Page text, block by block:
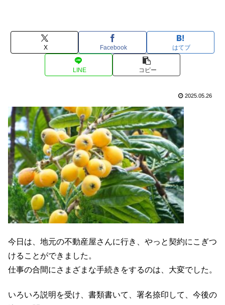
X Facebook はてブ
LINE コピー
2025.05.26
今日は、地元の不動産屋さんに行き、やっと契約にこぎつ
けることができました。
仕事の合間にさまざまな手続きをするのは、大変でした。
いろいろ説明を受け、書類書いて、署名捺印して、今後の